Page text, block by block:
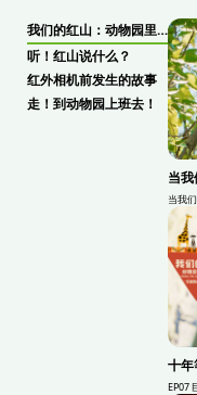
我们的红山：动物园里的秘密
听！红山说什么？
红外相机前发生的故事
走！到动物园上班去！
当
当我
十年
EP07